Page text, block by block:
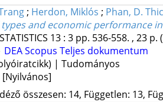
; Herdon, Miklós ; Phan, D.
and economic performance
13: 3 pp. 536-558. , 23 p.
DEAScopus Teljes dokumentum
| Tudományos
[Nyilvános]
összesen: 14, Független: 13,